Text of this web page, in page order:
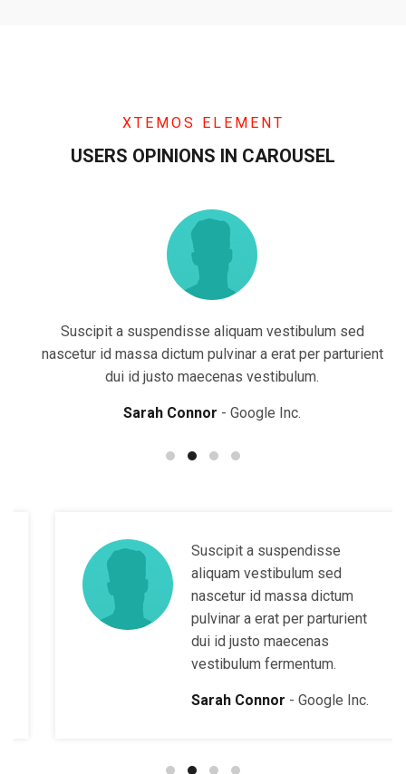
XTEMOS ELEMENT
USERS OPINIONS IN CAROUSEL
Suscipit a suspendisse aliquam vestibulum sed
nascetur id massa dictum pulvinar a erat per parturient
dui id justo maecenas vestibulum.
Sarah Connor Google Inc.
Suscipit a suspendisse
aliquam vestibulum sed
nascetur id massa dictum
pulvinar a erat per parturient
dui id justo maecenas
vestibulum fermentum.
Sarah Connor Google Inc.